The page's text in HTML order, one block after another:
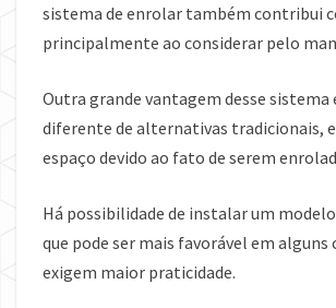
sistema de enrolar também contribui
principalmente ao considerar pelo
Outra grande vantagem desse sistema
diferente de alternativas tradicionais,
espaço devido ao fato de serem
Há possibilidade de instalar um
que pode ser mais favorável em alguns
exigem maior praticidade.